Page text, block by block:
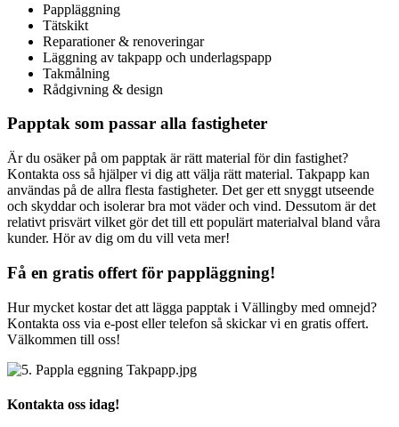
Pappläggning
Tätskikt
Reparationer & renoveringar
Läggning av takpapp och underlagspapp
Takmålning
Rådgivning & design
Papptak som passar alla fastigheter
Är du osäker på om papptak är rätt material för din fastighet?
Kontakta oss så hjälper vi dig att välja rätt material. Takpapp kan
användas på de allra flesta fastigheter. Det ger ett snyggt utseende
och skyddar och isolerar bra mot väder och vind. Dessutom är det
relativt prisvärt vilket gör det till ett populärt materialval bland våra
kunder. Hör av dig om du vill veta mer!
Få en gratis offert för pappläggning!
Hur mycket kostar det att lägga papptak i Vällingby med omnejd?
Kontakta oss via e-post eller telefon så skickar vi en gratis offert.
Välkommen till oss!
Kontakta oss idag!